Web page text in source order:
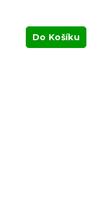
Do Košíku